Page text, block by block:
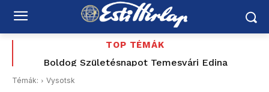
TOP TÉMÁK
Boldog Születésnapot Temesvári Edina
Boldog Születésnapot Gál Boglárka
Témák: Vysotsk